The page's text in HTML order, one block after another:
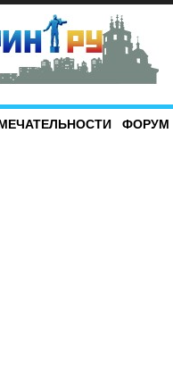
ФОРУМ